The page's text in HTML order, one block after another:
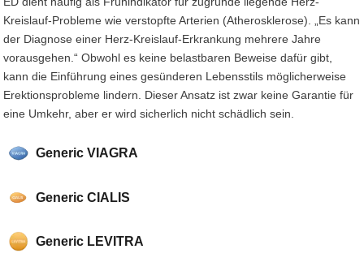
Generic VIAGRA
Generic CIALIS
Generic LEVITRA
Kreislauf-Probleme wie verstopfte Arterien (Atherosklerose). „Es kann
der Diagnose einer Herz-Kreislauf-Erkrankung mehrere Jahre
vorausgehen.“ Obwohl es keine belastbaren Beweise dafür gibt,
kann die Einführung eines gesünderen Lebensstils möglicherweise
Erektionsprobleme lindern. Dieser Ansatz ist zwar keine Garantie für
eine Umkehr, aber er wird sicherlich nicht schädlich sein.